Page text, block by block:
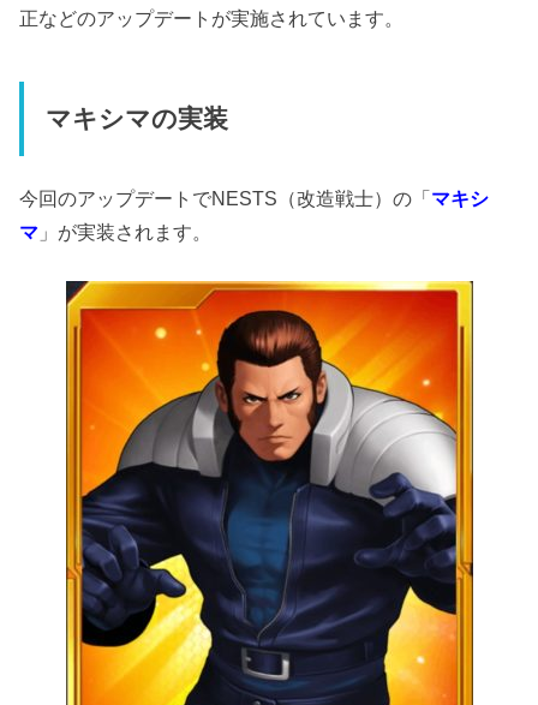
正などのアップデートが実施されています。
マキシマの実装
今回のアップデートでNESTS（改造戦士）の「 マキシ
マ 」が実装されます。